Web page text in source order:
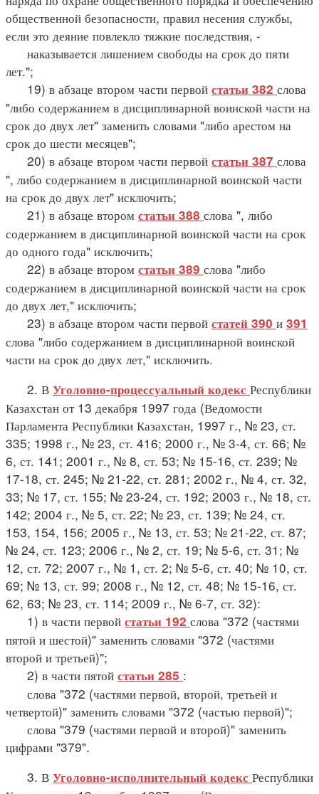
общественной безопасности, правил несения службы,
если это деяние повлекло тяжкие последствия, -
наказывается лишением свободы на срок до пяти
лет.";
19) в абзаце втором части первой статьи 382 слова
"либо содержанием в дисциплинарной воинской части на
срок до двух лет" заменить словами "либо арестом на
срок до шести месяцев";
20) в абзаце втором части первой статьи 387 слова
", либо содержанием в дисциплинарной воинской части
на срок до двух лет" исключить;
21) в абзаце втором статьи 388 слова ", либо
содержанием в дисциплинарной воинской части на срок
до одного года" исключить;
22) в абзаце втором статьи 389 слова "либо
содержанием в дисциплинарной воинской части на срок
до двух лет," исключить;
23) в абзаце втором части первой статей 390 и 391
слова "либо содержанием в дисциплинарной воинской
части на срок до двух лет," исключить.
2. В Уголовно-процессуальный кодекс Республики
Казахстан от 13 декабря 1997 года (Ведомости
Парламента Республики Казахстан, 1997 г., № 23, ст.
335; 1998 г., № 23, ст. 416; 2000 г., № 3-4, ст. 66; №
6, ст. 141; 2001 г., № 8, ст. 53; № 15-16, ст. 239; №
17-18, ст. 245; № 21-22, ст. 281; 2002 г., № 4, ст. 32,
33; № 17, ст. 155; № 23-24, ст. 192; 2003 г., № 18, ст.
142; 2004 г., № 5, ст. 22; № 23, ст. 139; № 24, ст.
153, 154, 156; 2005 г., № 13, ст. 53; № 21-22, ст. 87;
№ 24, ст. 123; 2006 г., № 2, ст. 19; № 5-6, ст. 31; №
12, ст. 72; 2007 г., № 1, ст. 2; № 5-6, ст. 40; № 10, ст.
69; № 13, ст. 99; 2008 г., № 12, ст. 48; № 15-16, ст.
62, 63; № 23, ст. 114; 2009 г., № 6-7, ст. 32):
1) в части первой статьи 192 слова "372 (частями
пятой и шестой)" заменить словами "372 (частями
второй и третьей)";
2) в части пятой статьи 285 :
слова "372 (частями первой, второй, третьей и
четвертой)" заменить словами "372 (частью первой)";
слова "379 (частями первой и второй)" заменить
цифрами "379".
3. В Уголовно-исполнительный кодекс Республики